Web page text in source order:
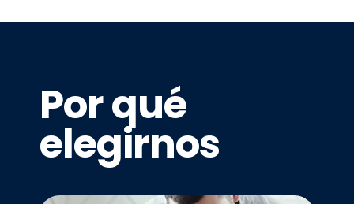
• Servicios de Dominio • Ciberseguridad
• Diseño y Configuración de
Arquitecturas de Red
Por qué
elegirnos